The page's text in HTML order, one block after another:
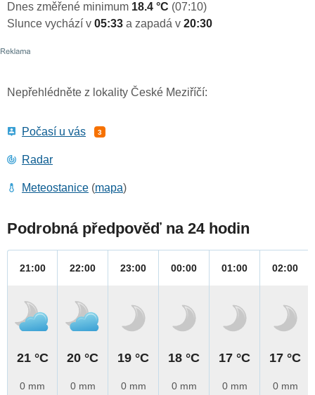
Dnes změřené minimum 18.4 °C (07:10)
Slunce vychází v 05:33 a zapadá v 20:30
Nepřehlédněte z lokality České Meziříčí:
Počasí u vás 3
Radar
Meteostanice (mapa)
Podrobná předpověď na 24 hodin
21:00
21 °C
0 mm
22:00
20 °C
0 mm
23:00
19 °C
0 mm
00:00
18 °C
0 mm
01:00
17 °C
0 mm
02:00
17 °C
0 mm